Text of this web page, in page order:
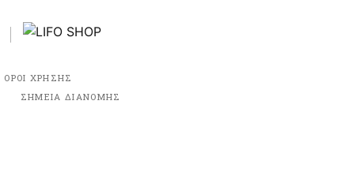
ΟΡΟΙ ΧΡΗΣΗΣ
ΣΗΜΕΙΑ ΔΙΑΝΟΜΗΣ